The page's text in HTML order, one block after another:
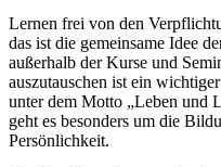
Lernen frei von den
das ist die gemeinsame Idee
außerhalb der Kurse und
auszutauschen ist ein
unter dem Motto „Leben und
geht es besonders um die
Persönlichkeit.